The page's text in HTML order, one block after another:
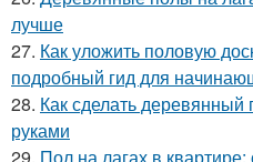
лучше
27. Как уложить половую
подробный гид для
28. Как сделать деревянный
руками